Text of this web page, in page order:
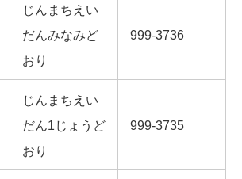
じんまちえい
だんみなみど
おり
999-3736
じんまちえい
だん1じょうど
おり
999-3735